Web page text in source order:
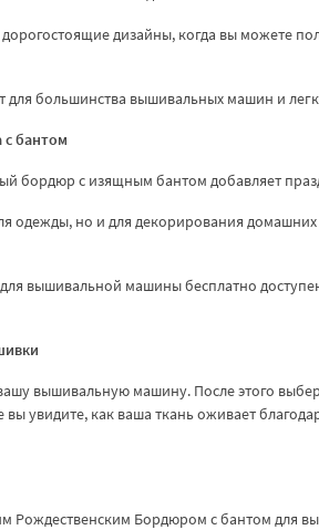
дизайны, когда вы можете
большинства вышивальных машин и
бантом
бордюр с изящным бантом добавляет
одежды, но и для декорирования домашних
вышивальной машины бесплатно
вышивальную машину. После этого
увидите, как ваша ткань оживает
Рождественским Бордюром с бантом для